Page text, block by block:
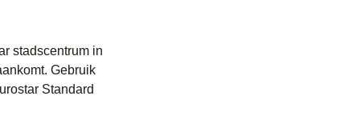
stadscentrum in
Gebruik
Standard